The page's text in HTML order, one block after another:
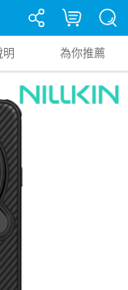
為你推薦